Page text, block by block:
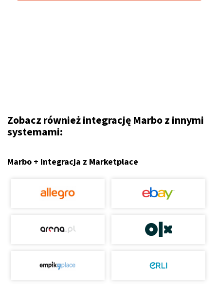
Zobacz również integrację Marbo z innymi
systemami:
Marbo + Integracja z Marketplace